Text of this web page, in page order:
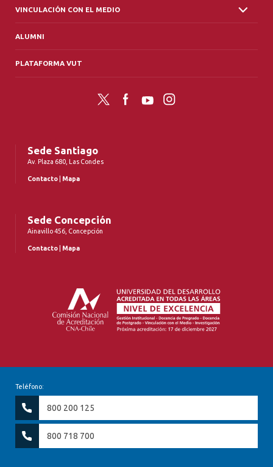
VINCULACIÓN CON EL MEDIO
ALUMNI
PLATAFORMA VUT
Twitter FacebookYouTubeInstagram
Sede Santiago
Av. Plaza 680, Las Condes
Contacto Mapa
Sede Concepción
Ainavillo 456, Concepción
Contacto Mapa
Teléfono:
800 200 125
800 718 700